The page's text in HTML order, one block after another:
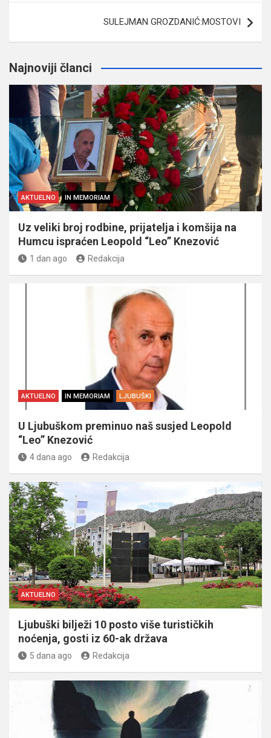
SULEJMAN GROZDANIĆ:MOSTOVI
Najnoviji članci
AKTUELNO IN MEMORIAM
Uz veliki broj rodbine, prijatelja i komšija na
Humcu ispraćen Leopold “Leo” Knezović
1 dan ago Redakcija
AKTUELNO IN MEMORIAM LJUBUŠKI
U Ljubuškom preminuo naš susjed Leopold
“Leo” Knezović
4 dana ago Redakcija
AKTUELNO
Ljubuški bilježi 10 posto više turističkih
noćenja, gosti iz 60-ak država
5 dana ago Redakcija